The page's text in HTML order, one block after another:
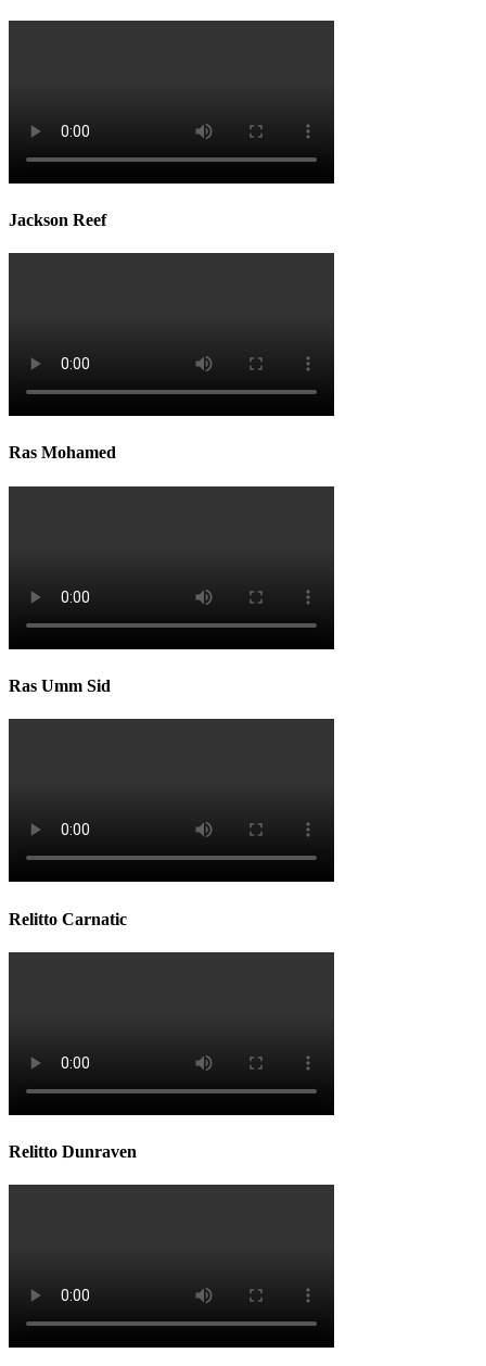
Jackson Reef
Ras Mohamed
Ras Umm Sid
Relitto Carnatic
Relitto Dunraven